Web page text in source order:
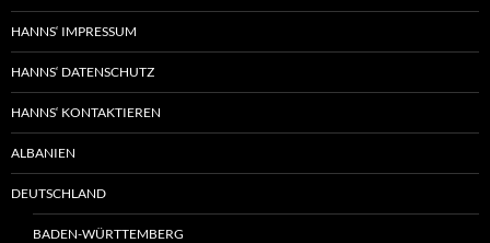
HANNS‘ IMPRESSUM
HANNS‘ DATENSCHUTZ
HANNS‘ KONTAKTIEREN
ALBANIEN
DEUTSCHLAND
BADEN-WÜRTTEMBERG